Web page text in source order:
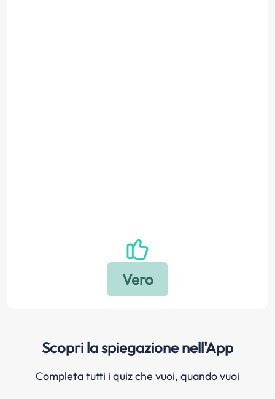
Scopri la spiegazione nell'App
Completa tutti i quiz che vuoi, quando vuoi